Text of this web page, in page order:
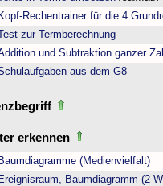
Kopf-Rechentrainer für die 4
Test zur Termberechnung
und Subtraktion ganzer
aus dem G8
erkennen
Baumdiagramme (Medienvielfalt)
Ereignisraum, Baumdiagramm (2